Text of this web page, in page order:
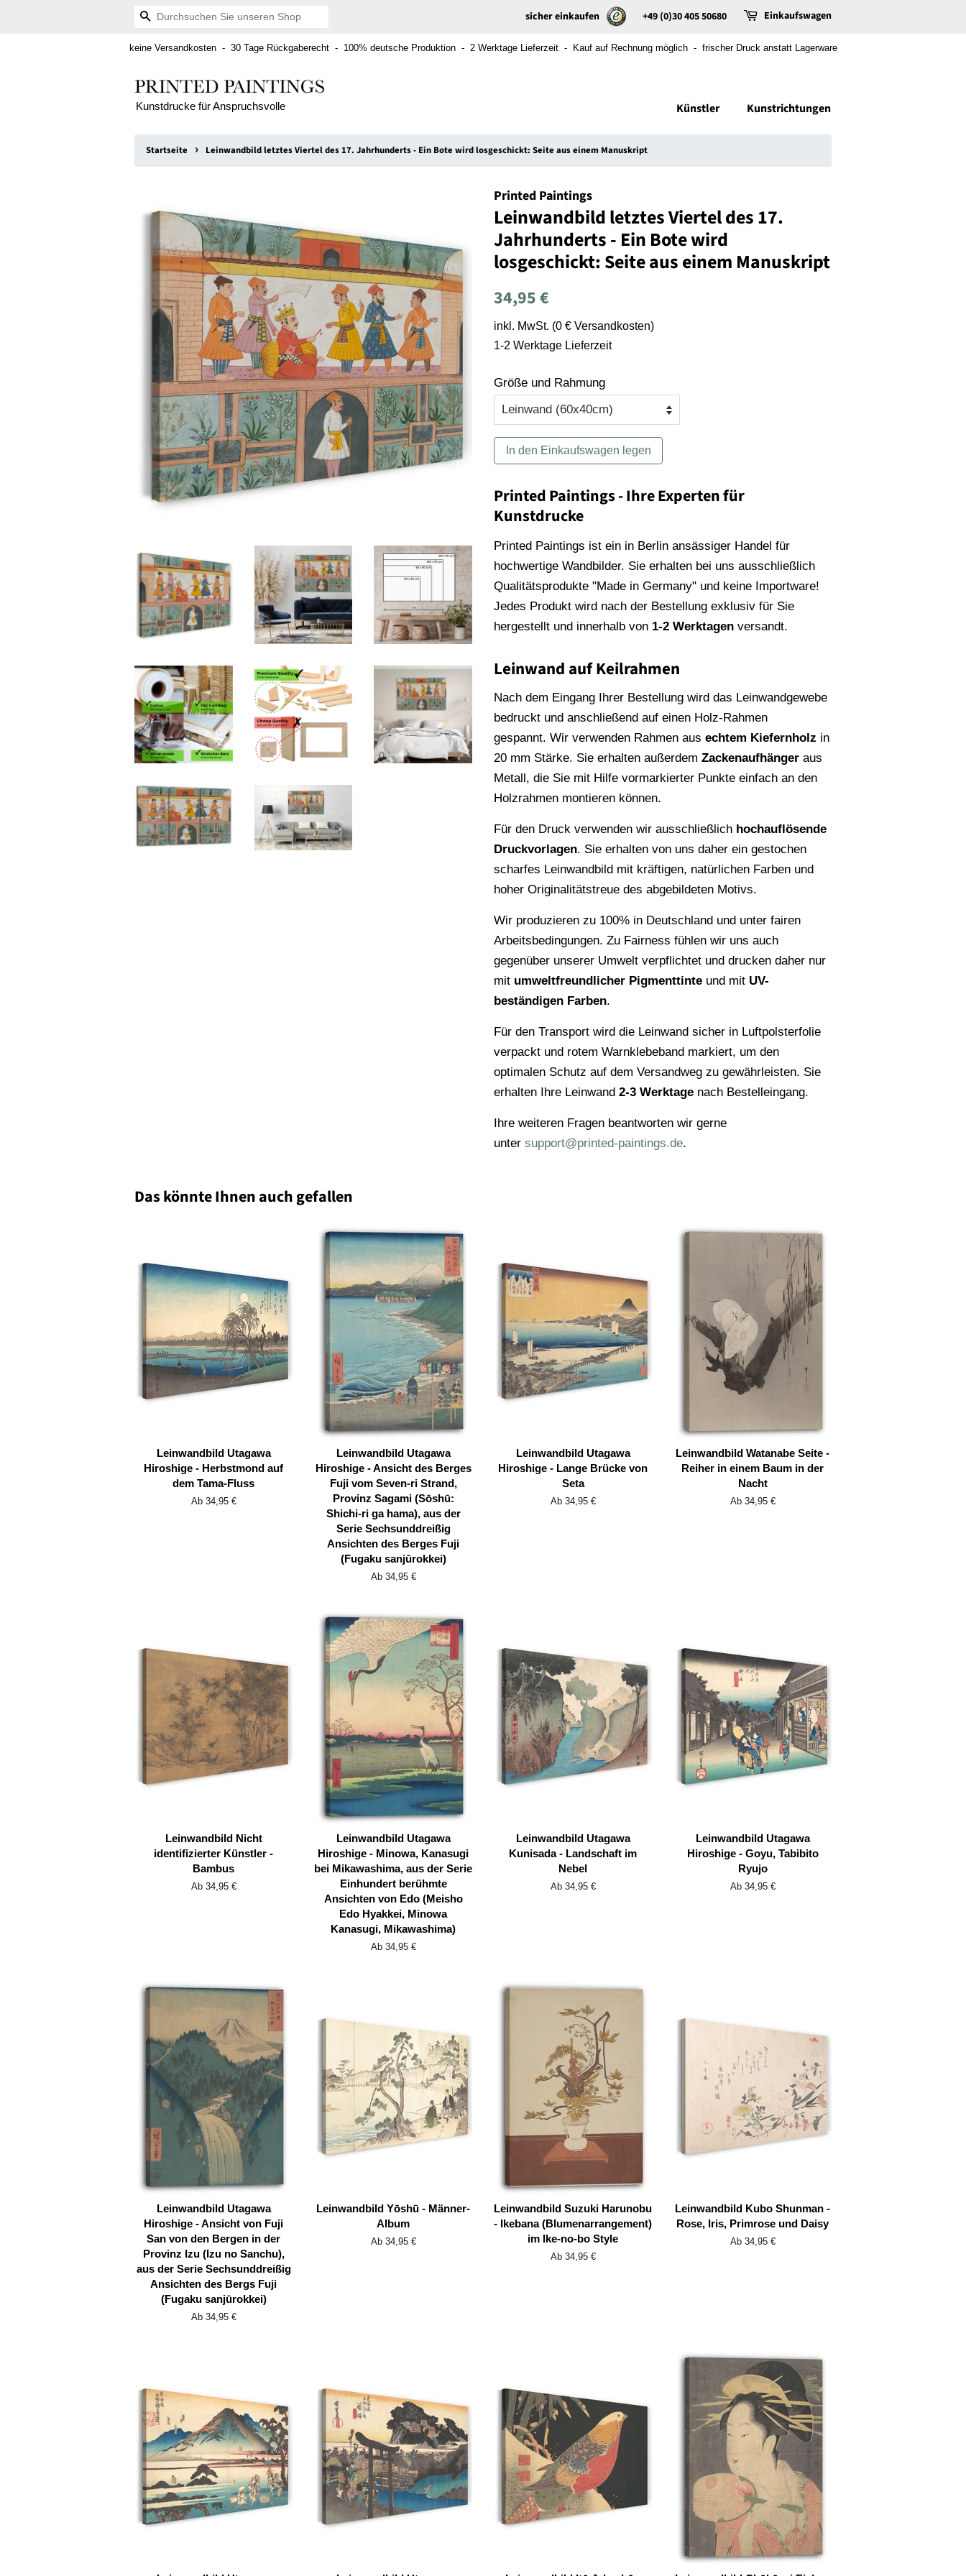
Suchen sicher einkaufen +49 (0)30 405 50680 Einkaufswagen
keine Versandkosten - 30 Tage Rückgaberecht - 100% deutsche Produktion - 2 Werktage Lieferzeit - Kauf auf Rechnung möglich - frischer Druck anstatt Lagerware
Kunstdrucke für Anspruchsvolle Künstler Kunstrichtungen
Startseite › Leinwandbild letztes Viertel des 17. Jahrhunderts - Ein Bote wird losgeschickt: Seite aus einem Manuskript
Printed Paintings
Leinwandbild letztes Viertel des 17.
Jahrhunderts - Ein Bote wird
losgeschickt: Seite aus einem Manuskript
Normaler
34,95 €
inkl. MwSt. (0 € Versandkosten)
1-2 Werktage Lieferzeit
Größe und Rahmung
In den Einkaufswagen legen
Printed Paintings - Ihre Experten für
Kunstdrucke
Printed Paintings ist ein in Berlin ansässiger Handel für
hochwertige Wandbilder. Sie erhalten bei uns ausschließlich
Qualitätsprodukte "Made in Germany" und keine Importware!
Jedes Produkt wird nach der Bestellung exklusiv für Sie
hergestellt und innerhalb von 1-2 Werktagen versandt.
Leinwand auf Keilrahmen
Nach dem Eingang Ihrer Bestellung wird das Leinwandgewebe
bedruckt und anschließend auf einen Holz-Rahmen
gespannt. Wir verwenden Rahmen aus echtem Kiefernholz in
20 mm Stärke. Sie erhalten außerdem Zackenaufhänger aus
Metall, die Sie mit Hilfe vormarkierter Punkte einfach an den
Holzrahmen montieren können.
Für den Druck verwenden wir ausschließlich hochauflösende
Druckvorlagen. Sie erhalten von uns daher ein gestochen
scharfes Leinwandbild mit kräftigen, natürlichen Farben und
hoher Originalitätstreue des abgebildeten Motivs.
Wir produzieren zu 100% in Deutschland und unter fairen
Arbeitsbedingungen. Zu Fairness fühlen wir uns auch
gegenüber unserer Umwelt verpflichtet und drucken daher nur
mit umweltfreundlicher Pigmenttinte und mit UV-
beständigen Farben.
Für den Transport wird die Leinwand sicher in Luftpolsterfolie
verpackt und rotem Warnklebeband markiert, um den
optimalen Schutz auf dem Versandweg zu gewährleisten. Sie
erhalten Ihre Leinwand 2-3 Werktage nach Bestelleingang.
Ihre weiteren Fragen beantworten wir gerne
unter support@printed-paintings.de.
Das könnte Ihnen auch gefallen
Leinwandbild Utagawa
Hiroshige - Herbstmond auf
dem Tama-Fluss
Ab 34,95 €
Leinwandbild Utagawa
Hiroshige - Ansicht des Berges
Fuji vom Seven-ri Strand,
Provinz Sagami (Sōshū:
Shichi-ri ga hama), aus der
Serie Sechsunddreißig
Ansichten des Berges Fuji
(Fugaku sanjūrokkei)
Ab 34,95 €
Leinwandbild Utagawa
Hiroshige - Lange Brücke von
Seta
Ab 34,95 €
Leinwandbild Watanabe Seite -
Reiher in einem Baum in der
Nacht
Ab 34,95 €
Leinwandbild Nicht
identifizierter Künstler -
Bambus
Ab 34,95 €
Leinwandbild Utagawa
Hiroshige - Minowa, Kanasugi
bei Mikawashima, aus der Serie
Einhundert berühmte
Ansichten von Edo (Meisho
Edo Hyakkei, Minowa
Kanasugi, Mikawashima)
Ab 34,95 €
Leinwandbild Utagawa
Kunisada - Landschaft im
Nebel
Ab 34,95 €
Leinwandbild Utagawa
Hiroshige - Goyu, Tabibito
Ryujo
Ab 34,95 €
Leinwandbild Utagawa
Hiroshige - Ansicht von Fuji
San von den Bergen in der
Provinz Izu (Izu no Sanchu),
aus der Serie Sechsunddreißig
Ansichten des Bergs Fuji
(Fugaku sanjūrokkei)
Ab 34,95 €
Leinwandbild Yōshū - Männer-
Album
Ab 34,95 €
Leinwandbild Suzuki Harunobu
- Ikebana (Blumenarrangement)
im Ike-no-bo Style
Ab 34,95 €
Leinwandbild Kubo Shunman -
Rose, Iris, Primrose und Daisy
Ab 34,95 €